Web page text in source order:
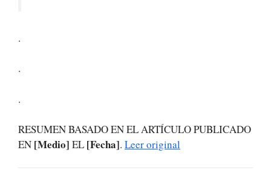
.
.
.
RESUMEN BASADO EN EL ARTÍCULO PUBLICADO
EN [Medio] EL [Fecha]. Leer original